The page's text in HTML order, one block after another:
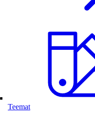
Teemat